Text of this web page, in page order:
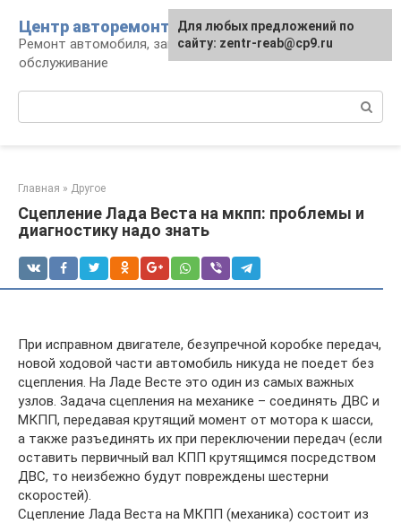
контенту
Центр авторемонта
Ремонт автомобиля, запчасти и
обслуживание
Главная » Другое
Сцепление Лада Веста на мкпп: проблемы и
диагностику надо знать
При исправном двигателе, безупречной коробке передач,
новой ходовой части автомобиль никуда не поедет без
сцепления. На Ладе Весте это один из самых важных
узлов. Задача сцепления на механике – соединять ДВС и
МКПП, передавая крутящий момент от мотора к шасси,
а также разъединять их при переключении передач (если
оставить первичный вал КПП крутящимся посредством
ДВС, то неизбежно будут повреждены шестерни
скоростей).
Сцепление Лада Веста на МКПП (механика) состоит из
Для любых предложений по
сайту: zentr-reab@cp9.ru